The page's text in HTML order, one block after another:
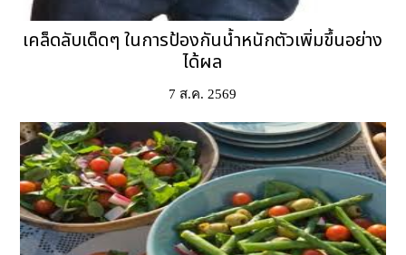
เคล็ดลับเด็ดๆ ในการป้องกันน้ำหนักตัวเพิ่มขึ้นอย่าง
ได้ผล
7 ส.ค. 2569